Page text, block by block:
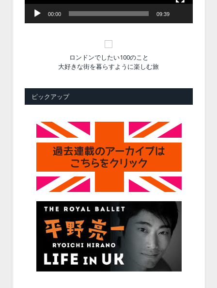
00:00 09:39
ロンドンでしたい100のこと
大好きな街を暮らすように楽しむ旅
ピックアップ